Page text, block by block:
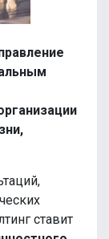
ставит